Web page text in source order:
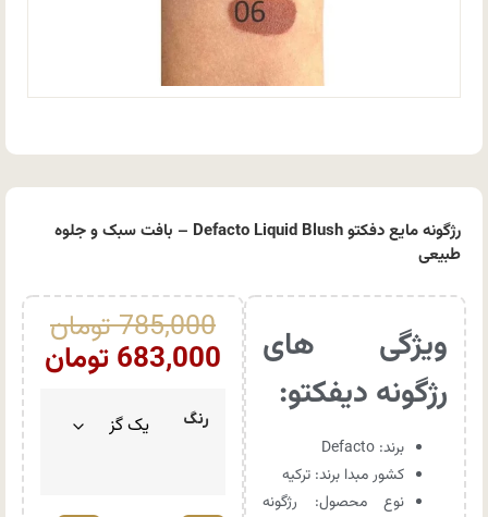
رژگونه مایع دفکتو Defacto Liquid Blush – بافت سبک و جلوه
طبیعی
ویژگی های
رژگونه دیفکتو:
برند: Defacto
کشور مبدا برند: ترکیه
نوع محصول: رژگونه
785,000تومان
683,000تومان
رنگ